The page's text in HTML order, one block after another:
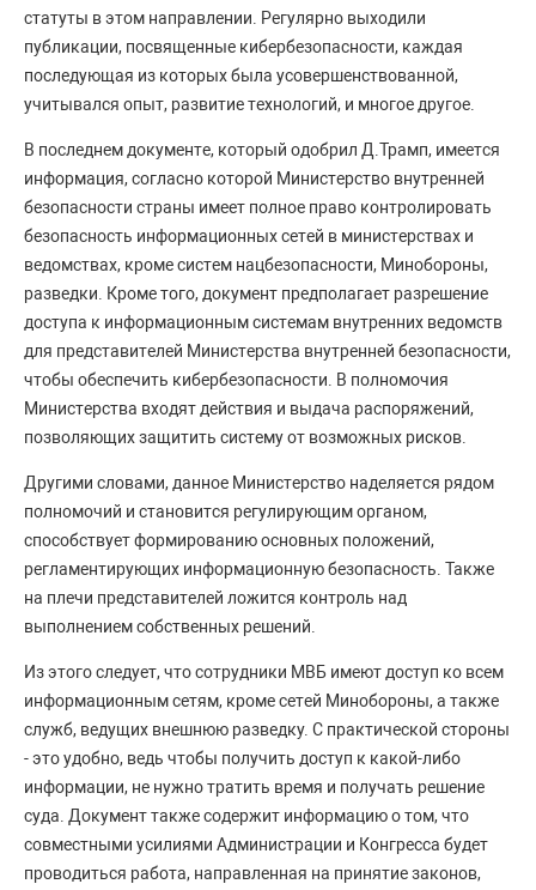
статуты в этом направлении. Регулярно выходили
публикации, посвященные кибербезопасности, каждая
последующая из которых была усовершенствованной,
учитывался опыт, развитие технологий, и многое другое.
В последнем документе, который одобрил Д.Трамп, имеется
информация, согласно которой Министерство внутренней
безопасности страны имеет полное право контролировать
безопасность информационных сетей в министерствах и
ведомствах, кроме систем нацбезопасности, Минобороны,
разведки. Кроме того, документ предполагает разрешение
доступа к информационным системам внутренних ведомств
для представителей Министерства внутренней безопасности,
чтобы обеспечить кибербезопасности. В полномочия
Министерства входят действия и выдача распоряжений,
позволяющих защитить систему от возможных рисков.
Другими словами, данное Министерство наделяется рядом
полномочий и становится регулирующим органом,
способствует формированию основных положений,
регламентирующих информационную безопасность. Также
на плечи представителей ложится контроль над
выполнением собственных решений.
Из этого следует, что сотрудники МВБ имеют доступ ко всем
информационным сетям, кроме сетей Минобороны, а также
служб, ведущих внешнюю разведку. С практической стороны
- это удобно, ведь чтобы получить доступ к какой-либо
информации, не нужно тратить время и получать решение
суда. Документ также содержит информацию о том, что
совместными усилиями Администрации и Конгресса будет
проводиться работа, направленная на принятие законов,